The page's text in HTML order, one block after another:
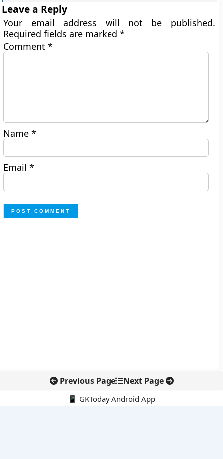
Leave a Reply
Your email address will not be published.
Required fields are marked*
Comment*
Name*
Email*
Previous Page Next Page
📱 GKToday Android App